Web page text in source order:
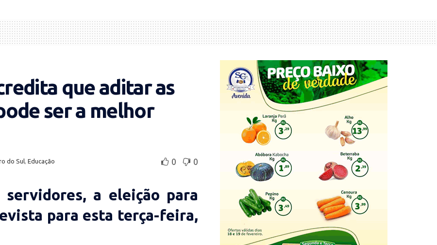
que aditar as
ser a melhor
do Sul, Educação 0 0
servidores, a eleição para
para esta terça-feira,